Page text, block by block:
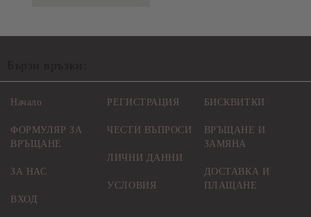
Начало
ФОРМУЛЯР ЗА
ВРЪЩАНЕ
ЗА НАС
ВХОД
РЕГИСТРАЦИЯ
ЧЕСТИ ВЪПРОСИ
ЛИЧНИ ДАННИ
УСЛОВИЯ
БИСКВИТКИ
ВРЪЩАНЕ И
ЗАМЯНА
ДОСТАВКА И
ПЛАЩАНЕ